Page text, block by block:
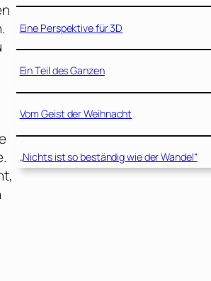
Eine Perspektive für 3D
Ein Teil des Ganzen
Vom Geist der Weihnacht
„Nichts ist so beständig wie der Wandel“